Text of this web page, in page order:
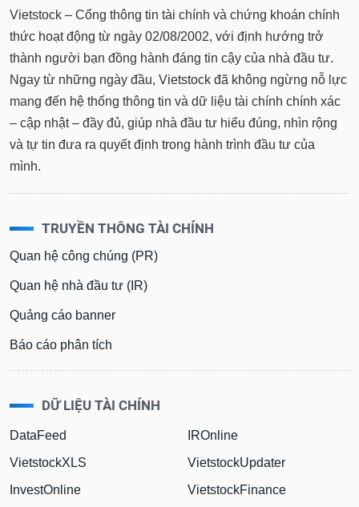
Vietstock – Cổng thông tin tài chính và chứng khoán chính
thức hoạt động từ ngày 02/08/2002, với định hướng trở
thành người bạn đồng hành đáng tin cậy của nhà đầu tư.
Ngay từ những ngày đầu, Vietstock đã không ngừng nỗ lực
mang đến hệ thống thông tin và dữ liệu tài chính chính xác
– cập nhật – đầy đủ, giúp nhà đầu tư hiểu đúng, nhìn rộng
và tự tin đưa ra quyết định trong hành trình đầu tư của
mình.
TRUYỀN THÔNG TÀI CHÍNH
Quan hệ công chúng (PR)
Quan hệ nhà đầu tư (IR)
Quảng cáo banner
Báo cáo phân tích
DỮ LIỆU TÀI CHÍNH
DataFeed
VietstockXLS
InvestOnline
IROnline
VietstockUpdater
VietstockFinance